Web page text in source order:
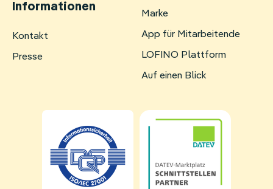
Informationen
Navigation
Kontakt
Presse
Marke
App für Mitarbeitende
LOFINO Plattform
Auf einen Blick